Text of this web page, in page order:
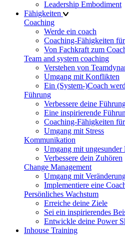
Leadership Embodiment
Fähigkeiten
Coaching
Werde ein coach
Coaching-Fähigkeiten
Von Fachkraft zum
Team and system coaching
Verstehen von
Umgang mit Konflikten
Ein (System-)Coach
Führung
Verbessere deine
Eine inspirierende
Coaching-Fähigkeiten
Umgang mit Stress
Kommunikation
Umgang mit
Verbessere dein Zuhören
Change Management
Umgang mit
Implementiere eine
Persönliches Wachstum
Erreiche deine Ziele
Sei ein inspirierendes
Entwickle deine Power
Inhouse Training